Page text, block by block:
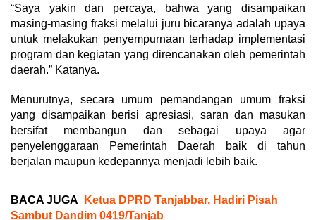
“Saya yakin dan percaya, bahwa yang disampaikan
masing-masing fraksi melalui juru bicaranya adalah upaya
untuk melakukan penyempurnaan terhadap implementasi
program dan kegiatan yang direncanakan oleh pemerintah
daerah.” Katanya.
Menurutnya, secara umum pemandangan umum fraksi
yang disampaikan berisi apresiasi, saran dan masukan
bersifat membangun dan sebagai upaya agar
penyelenggaraan Pemerintah Daerah baik di tahun
berjalan maupun kedepannya menjadi lebih baik.
BACA JUGA
Ketua DPRD Tanjabbar, Hadiri Pisah
Sambut Dandim 0419/Tanjab